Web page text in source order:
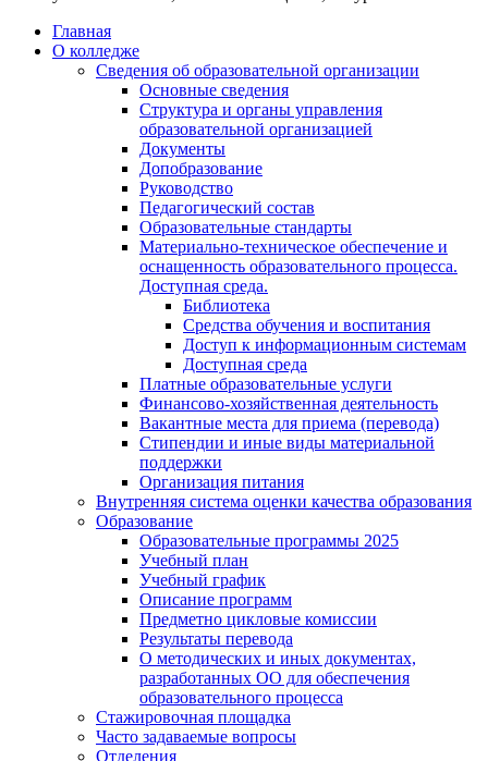
Главная
О колледже
Сведения об образовательной организации
Основные сведения
Структура и органы управления
образовательной организацией
Документы
Допобразование
Руководство
Педагогический состав
Образовательные стандарты
Материально-техническое обеспечение и
оснащенность образовательного процесса.
Доступная среда.
Библиотека
Средства обучения и воспитания
Доступ к информационным системам
Доступная среда
Платные образовательные услуги
Финансово-хозяйственная деятельность
Вакантные места для приема (перевода)
Стипендии и иные виды материальной
поддержки
Организация питания
Внутренняя система оценки качества образования
Образование
Образовательные программы 2025
Учебный план
Учебный график
Описание программ
Предметно цикловые комиссии
Результаты перевода
О методических и иных документах,
разработанных ОО для обеспечения
образовательного процесса
Стажировочная площадка
Часто задаваемые вопросы
Отделения